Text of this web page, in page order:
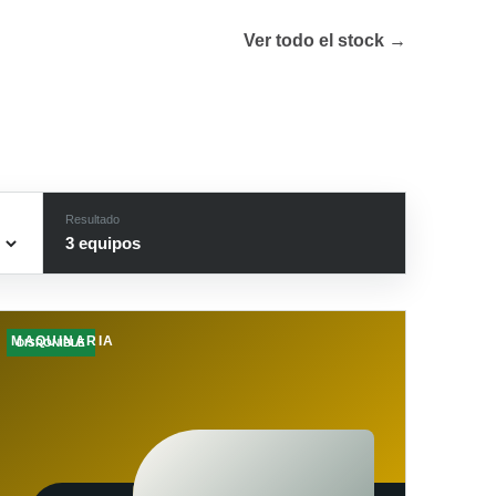
Ver todo el stock →
Resultado
3 equipos
DISPONIBLE
MAQUINARIA